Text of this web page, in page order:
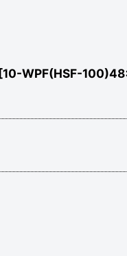
[10-WPF(HSF-